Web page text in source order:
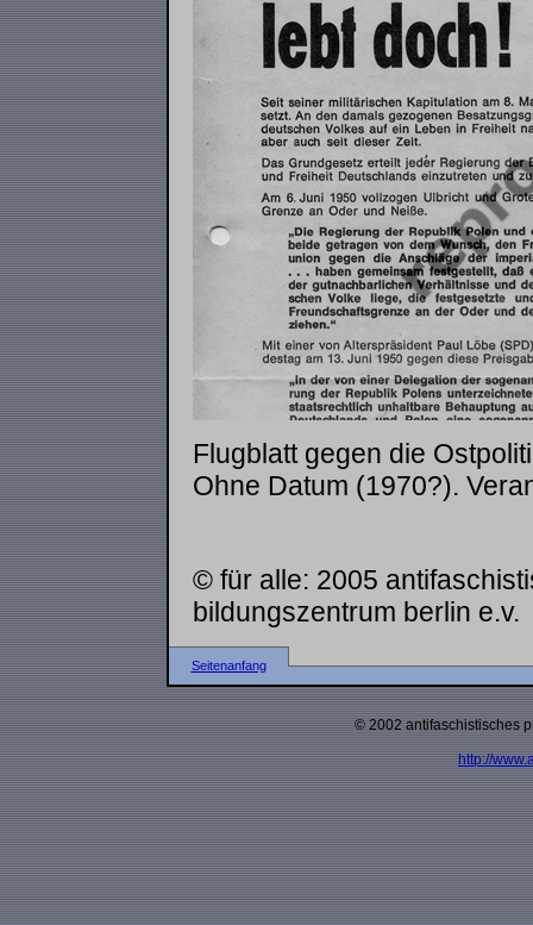
Flugblatt gegen die
Ohne Datum (1970?).
© für alle: 2005
bildungszentrum berlin e.v.
Seitenanfang
© 2002 antifaschistisches
http://